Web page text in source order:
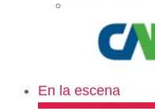
En la escena